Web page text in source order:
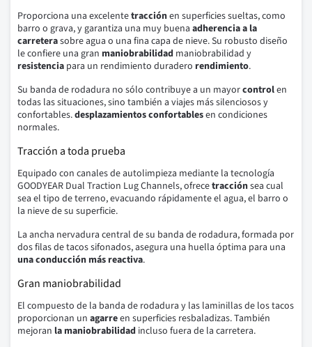
Proporciona una excelentetracciónen superficies sueltas, como
barro o grava, y garantiza una muy buena adherencia a la
carreterasobre agua o una fina capa de nieve. Su robusto diseño
le confiere una gran maniobrabilidad maniobrabilidad y
resistencia para un rendimiento duradero rendimiento.
Su banda de rodadura no sólo contribuye a un mayorcontrolen
todas las situaciones, sino también a viajes más silenciosos y
confortables.desplazamientos confortablesen condiciones
normales.
Tracción a toda prueba
Equipado con canales de autolimpieza mediante la tecnología
GOODYEAR Dual Traction Lug Channels, ofrecetracciónsea cual
sea el tipo de terreno, evacuando rápidamente el agua, el barro o
la nieve de su superficie.
La ancha nervadura central de su banda de rodadura, formada por
dos filas de tacos sifonados, asegura una huella óptima para una
una conducción más reactiva.
Gran maniobrabilidad
El compuesto de la banda de rodadura y las laminillas de los tacos
proporcionan un agarreen superficies resbaladizas. También
mejoran la maniobrabilidad incluso fuera de la carretera.